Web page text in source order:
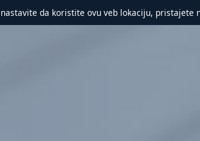
nastavite da koristite ovu veb lokaciju, pristajete